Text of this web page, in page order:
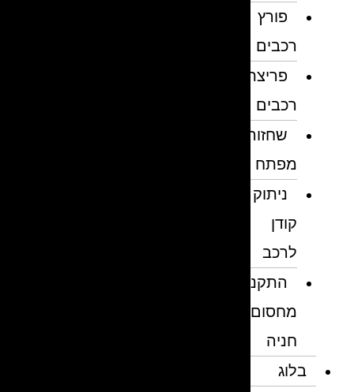
פורץ
רכבים
פריצת
רכבים
שחזור
מפתח
ניתוק
לרכב
התקנת
מחסום
חניה
בלוג